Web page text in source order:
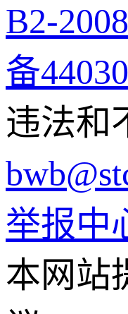
B2-
备
违法和
举报中
本网站